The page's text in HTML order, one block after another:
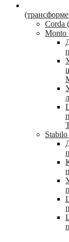
Corda
Monto